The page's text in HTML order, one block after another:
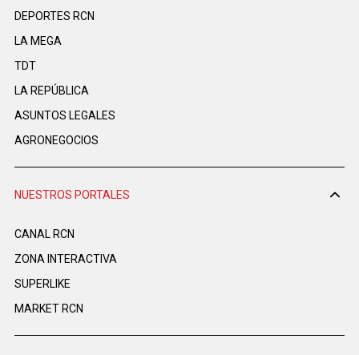
DEPORTES RCN
LA MEGA
TDT
LA REPÚBLICA
ASUNTOS LEGALES
AGRONEGOCIOS
NUESTROS PORTALES
CANAL RCN
ZONA INTERACTIVA
SUPERLIKE
MARKET RCN